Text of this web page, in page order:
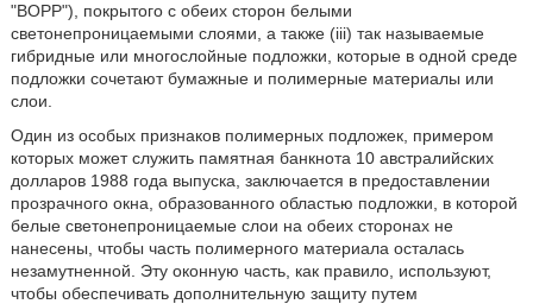
"ВОРР"), покрытого с обеих сторон белыми
светонепроницаемыми слоями, а также (iii) так называемые
гибридные или многослойные подложки, которые в одной среде
подложки сочетают бумажные и полимерные материалы или
слои.
Один из особых признаков полимерных подложек, примером
которых может служить памятная банкнота 10 австралийских
долларов 1988 года выпуска, заключается в предоставлении
прозрачного окна, образованного областью подложки, в которой
белые светонепроницаемые слои на обеих сторонах не
нанесены, чтобы часть полимерного материала осталась
незамутненной. Эту оконную часть, как правило, используют,
чтобы обеспечивать дополнительную защиту путем